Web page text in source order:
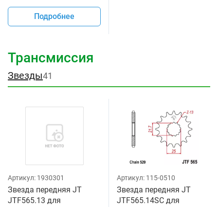
Подробнее
Трансмиссия
Звезды41
Артикул: 1930301
Звезда передняя JT
JTF565.13 для
Артикул: 115-0510
Звезда передняя JT
JTF565.14SC для